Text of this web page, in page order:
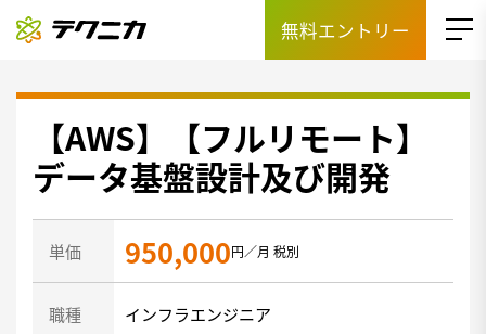
無料エントリー
【AWS】【フルリモート】
データ基盤設計及び開発
単価 950,000円／月 税別
職種 インフラエンジニア